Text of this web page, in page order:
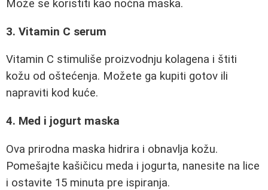
Može se koristiti kao noćna maska.
3. Vitamin C serum
Vitamin C stimuliše proizvodnju kolagena i štiti
kožu od oštećenja. Možete ga kupiti gotov ili
napraviti kod kuće.
4. Med i jogurt maska
Ova prirodna maska hidrira i obnavlja kožu.
Pomešajte kašičicu meda i jogurta, nanesite na lice
i ostavite 15 minuta pre ispiranja.